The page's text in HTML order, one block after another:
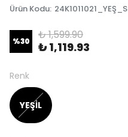
Ürün Kodu: 24K1011021_YEŞ_S
%30 ₺ 1,599.90
₺ 1,119.93
Renk
YEŞİL